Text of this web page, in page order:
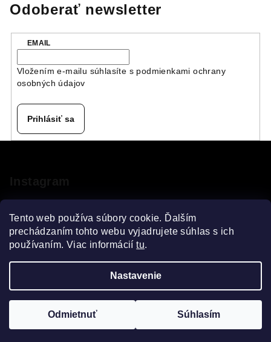
Tento web používa súbory cookie. Ďalším
prechádzaním tohto webu vyjadrujete súhlas s ich
používaním. Viac informáciítu.
Nastavenie
Odmietnuť Súhlasím
Odoberať newsletter
EMAIL
Vložením e-mailu súhlasíte s podmienkami ochrany
osobných údajov
Prihlásiť sa
ä
Sledovať na Instagrame
Upraviť nastavenie cookies
Vytvoril Shoptet